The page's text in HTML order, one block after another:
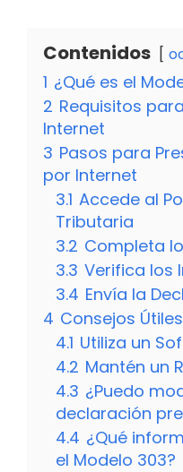
Contenidos
1 ¿Qué es el
2 Requisitos
Internet
3 Pasos para
por Internet
3.1 Accede al
Tributaria
3.2 Completa
3.3 Verifica los
3.4 Envía la
4 Consejos Útiles
4.1 Utiliza un
4.2 Mantén un
4.3 ¿Puedo
declaración
4.4 ¿Qué
el Modelo 303?